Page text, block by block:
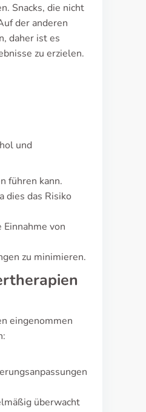
Snacks, die nicht
der anderen
daher ist es
zu erzielen.
und
führen kann.
dies das Risiko
von
zu minimieren.
eingenommen
überwacht